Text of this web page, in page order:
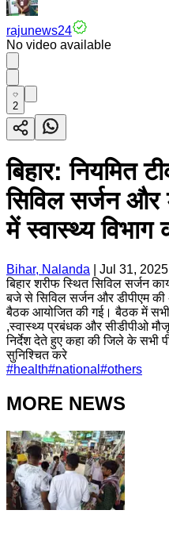
rajunews24
No video available
2
बिहार: नियमित
सिविल सर्जन और
में स्वास्थ्य
Bihar, Nalanda
Jul 31, 2025
बिहार शरीफ स्थित सिविल सर्जन
बजे से सिविल सर्जन और डीपीएम की
बैठक आयोजित की गई। बैठक में सभी
,स्वास्थ्य प्रबंधक और सीडीपीओ
निर्देश देते हुए कहा की जिले के सभी
सुनिश्चित करे
#health#national #others
MORE NEWS